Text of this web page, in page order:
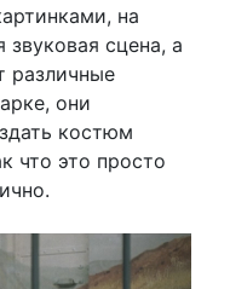
на
сцена, а
различные
они
костюм
что это просто